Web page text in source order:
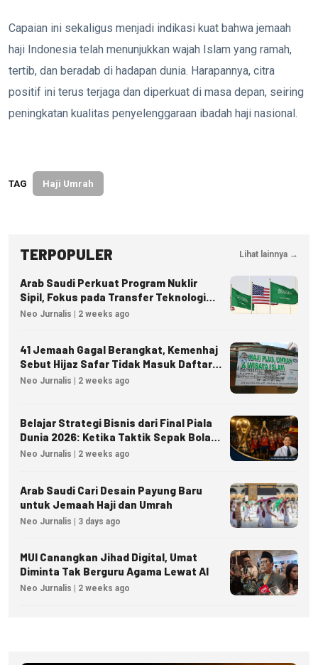
Capaian ini sekaligus menjadi indikasi kuat bahwa jemaah
haji Indonesia telah menunjukkan wajah Islam yang ramah,
tertib, dan beradab di hadapan dunia. Harapannya, citra
positif ini terus terjaga dan diperkuat di masa depan, seiring
peningkatan kualitas penyelenggaraan ibadah haji nasional.
TAG Haji Umrah
TERPOPULER Lihat lainnya →
Arab Saudi Perkuat Program Nuklir
Sipil, Fokus pada Transfer Teknologi
dan Kedaulatan Energi
Neo Jurnalis | 2 weeks ago
41 Jemaah Gagal Berangkat, Kemenhaj
Sebut Hijaz Safar Tidak Masuk Daftar
Resmi PPIU
Neo Jurnalis | 2 weeks ago
Belajar Strategi Bisnis dari Final Piala
Dunia 2026: Ketika Taktik Sepak Bola
Menjadi Inspirasi Kesuksesan Bisnis
Neo Jurnalis | 2 weeks ago
Arab Saudi Cari Desain Payung Baru
untuk Jemaah Haji dan Umrah
Neo Jurnalis | 3 days ago
MUI Canangkan Jihad Digital, Umat
Diminta Tak Berguru Agama Lewat AI
Neo Jurnalis | 2 weeks ago